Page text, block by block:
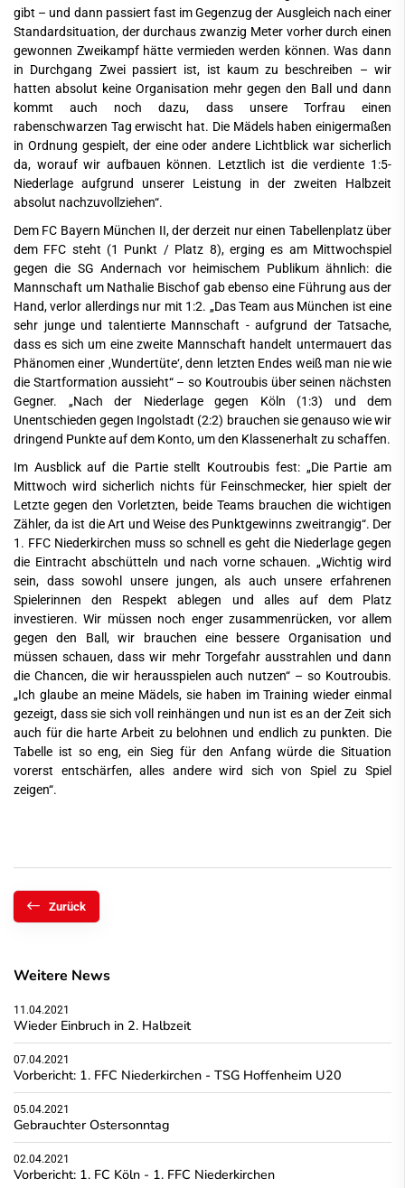
gibt – und dann passiert fast im Gegenzug der Ausgleich nach einer
Standardsituation, der durchaus zwanzig Meter vorher durch einen
gewonnen Zweikampf hätte vermieden werden können. Was dann
in Durchgang Zwei passiert ist, ist kaum zu beschreiben – wir
hatten absolut keine Organisation mehr gegen den Ball und dann
kommt auch noch dazu, dass unsere Torfrau einen
rabenschwarzen Tag erwischt hat. Die Mädels haben einigermaßen
in Ordnung gespielt, der eine oder andere Lichtblick war sicherlich
da, worauf wir aufbauen können. Letztlich ist die verdiente 1:5-
Niederlage aufgrund unserer Leistung in der zweiten Halbzeit
absolut nachzuvollziehen“.
Dem FC Bayern München II, der derzeit nur einen Tabellenplatz über
dem FFC steht (1 Punkt / Platz 8), erging es am Mittwochspiel
gegen die SG Andernach vor heimischem Publikum ähnlich: die
Mannschaft um Nathalie Bischof gab ebenso eine Führung aus der
Hand, verlor allerdings nur mit 1:2. „Das Team aus München ist eine
sehr junge und talentierte Mannschaft - aufgrund der Tatsache,
dass es sich um eine zweite Mannschaft handelt untermauert das
Phänomen einer ‚Wundertüte‘, denn letzten Endes weiß man nie wie
die Startformation aussieht“ – so Koutroubis über seinen nächsten
Gegner. „Nach der Niederlage gegen Köln (1:3) und dem
Unentschieden gegen Ingolstadt (2:2) brauchen sie genauso wie wir
dringend Punkte auf dem Konto, um den Klassenerhalt zu schaffen.
Im Ausblick auf die Partie stellt Koutroubis fest: „Die Partie am
Mittwoch wird sicherlich nichts für Feinschmecker, hier spielt der
Letzte gegen den Vorletzten, beide Teams brauchen die wichtigen
Zähler, da ist die Art und Weise des Punktgewinns zweitrangig“. Der
1. FFC Niederkirchen muss so schnell es geht die Niederlage gegen
die Eintracht abschütteln und nach vorne schauen. „Wichtig wird
sein, dass sowohl unsere jungen, als auch unsere erfahrenen
Spielerinnen den Respekt ablegen und alles auf dem Platz
investieren. Wir müssen noch enger zusammenrücken, vor allem
gegen den Ball, wir brauchen eine bessere Organisation und
müssen schauen, dass wir mehr Torgefahr ausstrahlen und dann
die Chancen, die wir herausspielen auch nutzen“ – so Koutroubis.
„Ich glaube an meine Mädels, sie haben im Training wieder einmal
gezeigt, dass sie sich voll reinhängen und nun ist es an der Zeit sich
auch für die harte Arbeit zu belohnen und endlich zu punkten. Die
Tabelle ist so eng, ein Sieg für den Anfang würde die Situation
vorerst entschärfen, alles andere wird sich von Spiel zu Spiel
zeigen“.
Zurück
Weitere News
11.04.2021
Wieder Einbruch in 2. Halbzeit
07.04.2021
Vorbericht: 1. FFC Niederkirchen - TSG Hoffenheim U20
05.04.2021
Gebrauchter Ostersonntag
02.04.2021
Vorbericht: 1. FC Köln - 1. FFC Niederkirchen